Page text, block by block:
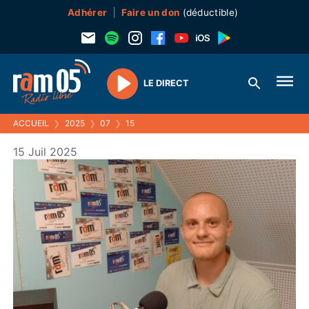
Adhérer Faire un don (déductible)
Play
LE DIRECT
ACCUEIL ❯ 2025 ❯ 07 ❯ 15
15 Juil 2025